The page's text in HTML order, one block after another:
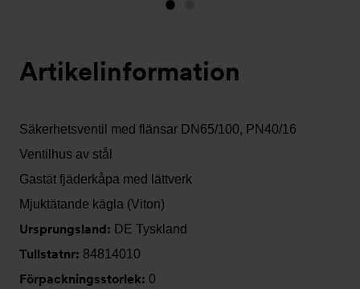
Bild
nu)
Artikelinformation
Säkerhetsventil med flänsar DN65/100, PN40/16
Ventilhus av stål
Gastät fjäderkåpa med lättverk
Mjuktätande kägla (Viton)
Ursprungsland: DE Tyskland
Tullstatnr: 84814010
Förpackningsstorlek: 0